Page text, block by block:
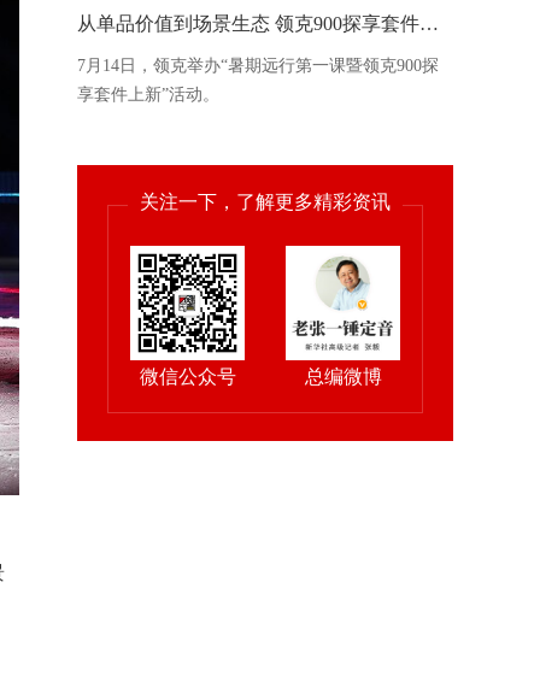
从单品价值到场景生态 领克900探享套件正式发布
7月14日，领克举办“暑期远行第一课暨领克900探
享套件上新”活动。
关注一下，了解更多精彩资讯
微信公众号 总编微博